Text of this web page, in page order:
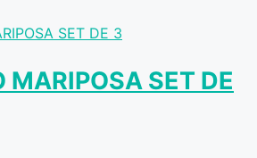
MARIPOSA SET DE